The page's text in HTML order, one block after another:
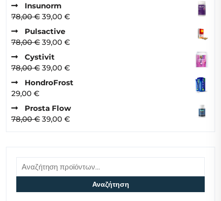
Insunorm
78,00€ Original
price
was:
78,00 €.
39,00 €Η
Pulsactive
78,00€ Original
price
was:
78,00 €.
39,00 €Η
39,00 €.
Cystivit
78,00€ Original
price
39,00 €Η
39,00 €.
HondroFrost
29,00 €
Prosta Flow
78,00€ Original
39,00 €Η
για:
Αναζήτηση